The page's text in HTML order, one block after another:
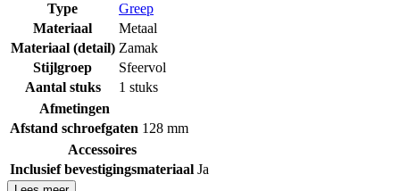
Type
Greep
Materiaal
Metaal
Materiaal (detail) Zamak
Stijlgroep
Sfeervol
Aantal stuks
1 stuks
Afmetingen
Afstand schroefgaten 128 mm
Accessoires
Inclusief bevestigingsmateriaal Ja